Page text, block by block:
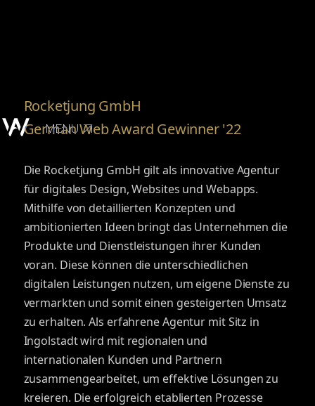
MENU
Rocketjung GmbH
German Web Award Gewinner '22
Die Rocketjung GmbH gilt als innovative Agentur
für digitales Design, Websites und Webapps.
Mithilfe von detaillierten Konzepten und
ambitionierten Ideen bringt das Unternehmen die
Produkte und Dienstleistungen ihrer Kunden
voran. Diese können die unterschiedlichen
digitalen Leistungen nutzen, um eigene Dienste zu
vermarkten und somit einen gesteigerten Umsatz
zu erhalten. Als erfahrene Agentur mit Sitz in
Ingolstadt wird mit regionalen und
internationalen Kunden und Partnern
zusammengearbeitet, um effektive Lösungen zu
kreieren. Die erfolgreich etablierten Prozesse